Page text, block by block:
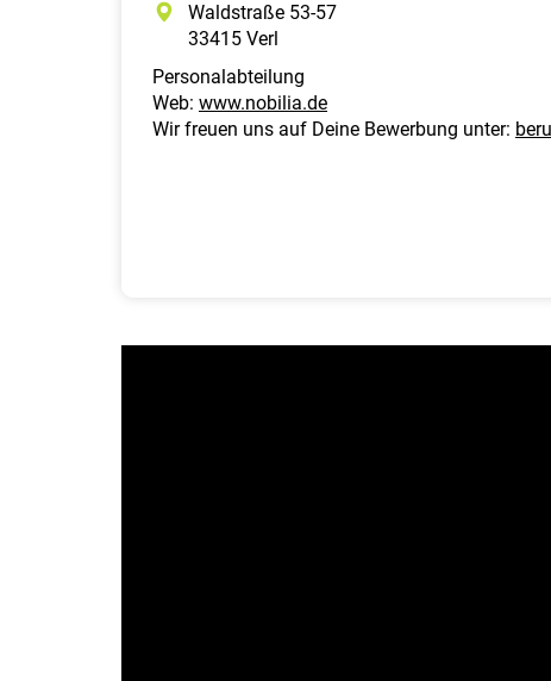
Waldstraße 53-57
33415 Verl
Personalabteilung
Web: www.nobilia.de
Wir freuen uns auf Deine Bewerbung unter: